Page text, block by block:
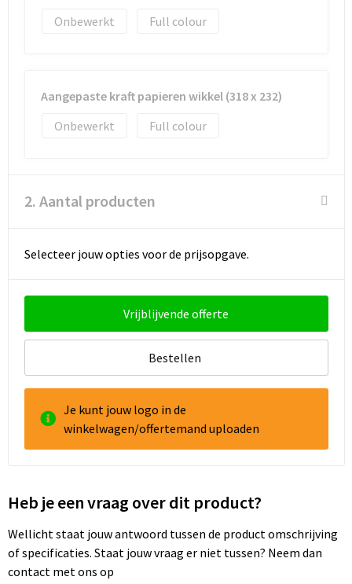
Onbewerkt
Full colour
Aangepaste kraft papieren wikkel (318 x 232)
Onbewerkt
Full colour
2. Aantal producten
Selecteer jouw opties voor de prijsopgave.
Vrijblijvende offerte
Bestellen
Je kunt jouw logo in de
winkelwagen/offertemand uploaden
Heb je een vraag over dit product?
Wellicht staat jouw antwoord tussen de product omschrijving
of specificaties. Staat jouw vraag er niet tussen? Neem dan
contact met ons op